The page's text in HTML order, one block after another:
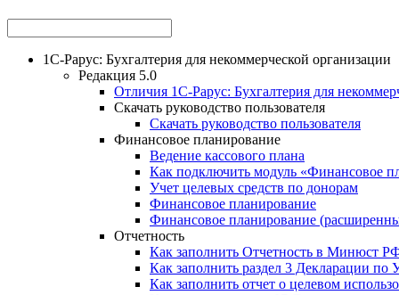
1С-Рарус: Бухгалтерия для некоммерческой организации
Редакция 5.0
Отличия 1С-Рарус: Бухгалтерия для
Скачать руководство пользователя
Скачать руководство пользователя
Финансовое планирование
Ведение кассового плана
Как подключить модуль «Финансовое
Учет целевых средств по донорам
Финансовое планирование
Финансовое планирование
Отчетность
Как заполнить Отчетность в Минюст
Как заполнить раздел 3 Декларации
Как заполнить отчет о целевом